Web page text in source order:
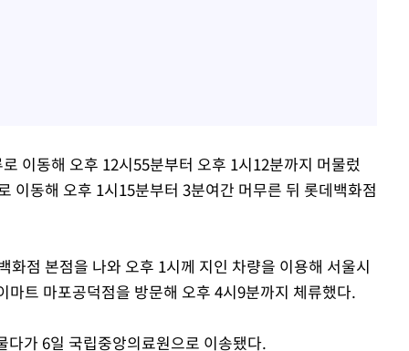
이동해 오후 12시55분부터 오후 1시12분까지 머물렀
이동해 오후 1시15분부터 3분여간 머무른 뒤 롯데백화점
점 본점을 나와 오후 1시께 지인 차량을 이용해 서울시
트 마포공덕점을 방문해 오후 4시9분까지 체류했다.
가 6일 국립중앙의료원으로 이송됐다.